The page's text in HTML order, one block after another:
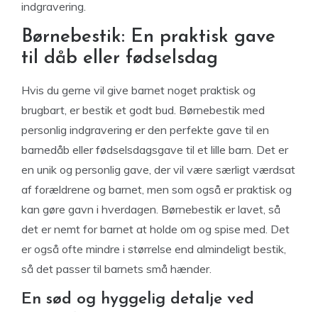
indgravering.
Børnebestik: En praktisk gave
til dåb eller fødselsdag
Hvis du gerne vil give barnet noget praktisk og
brugbart, er bestik et godt bud. Børnebestik med
personlig indgravering er den perfekte gave til en
barnedåb eller fødselsdagsgave til et lille barn. Det er
en unik og personlig gave, der vil være særligt værdsat
af forældrene og barnet, men som også er praktisk og
kan gøre gavn i hverdagen. Børnebestik er lavet, så
det er nemt for barnet at holde om og spise med. Det
er også ofte mindre i størrelse end almindeligt bestik,
så det passer til barnets små hænder.
En sød og hyggelig detalje ved